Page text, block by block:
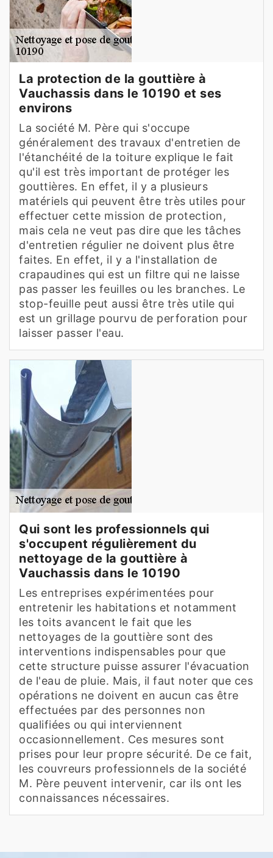
La protection de la gouttière à
Vauchassis dans le 10190 et ses
environs
La société M. Père qui s'occupe
généralement des travaux d'entretien de
l'étanchéité de la toiture explique le fait
qu'il est très important de protéger les
gouttières. En effet, il y a plusieurs
matériels qui peuvent être très utiles pour
effectuer cette mission de protection,
mais cela ne veut pas dire que les tâches
d'entretien régulier ne doivent plus être
faites. En effet, il y a l'installation de
crapaudines qui est un filtre qui ne laisse
pas passer les feuilles ou les branches. Le
stop-feuille peut aussi être très utile qui
est un grillage pourvu de perforation pour
laisser passer l'eau.
Qui sont les professionnels qui
s'occupent régulièrement du
nettoyage de la gouttière à
Vauchassis dans le 10190
Les entreprises expérimentées pour
entretenir les habitations et notamment
les toits avancent le fait que les
nettoyages de la gouttière sont des
interventions indispensables pour que
cette structure puisse assurer l'évacuation
de l'eau de pluie. Mais, il faut noter que ces
opérations ne doivent en aucun cas être
effectuées par des personnes non
qualifiées ou qui interviennent
occasionnellement. Ces mesures sont
prises pour leur propre sécurité. De ce fait,
les couvreurs professionnels de la société
M. Père peuvent intervenir, car ils ont les
connaissances nécessaires.